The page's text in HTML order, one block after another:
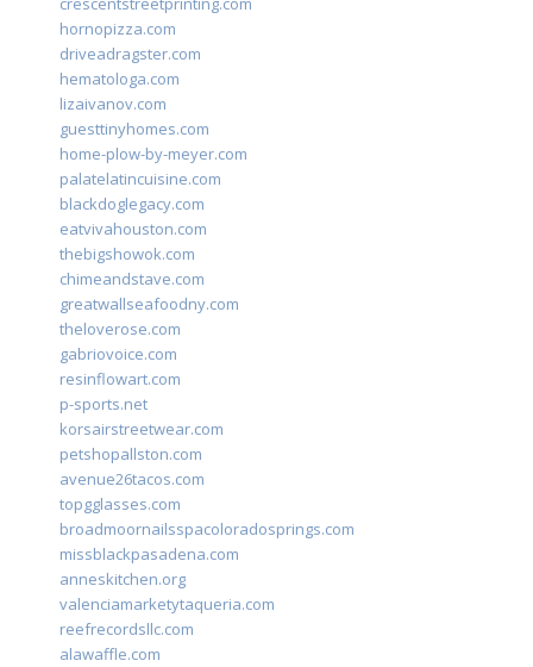
hornopizza.com
driveadragster.com
hematologa.com
lizaivanov.com
guesttinyhomes.com
home-plow-by-meyer.com
palatelatincuisine.com
blackdoglegacy.com
eatvivahouston.com
thebigshowok.com
chimeandstave.com
greatwallseafoodny.com
theloverose.com
gabriovoice.com
resinflowart.com
p-sports.net
korsairstreetwear.com
petshopallston.com
avenue26tacos.com
topgglasses.com
broadmoornailsspacoloradosprings.com
missblackpasadena.com
anneskitchen.org
valenciamarketytaqueria.com
reefrecordsllc.com
alawaffle.com